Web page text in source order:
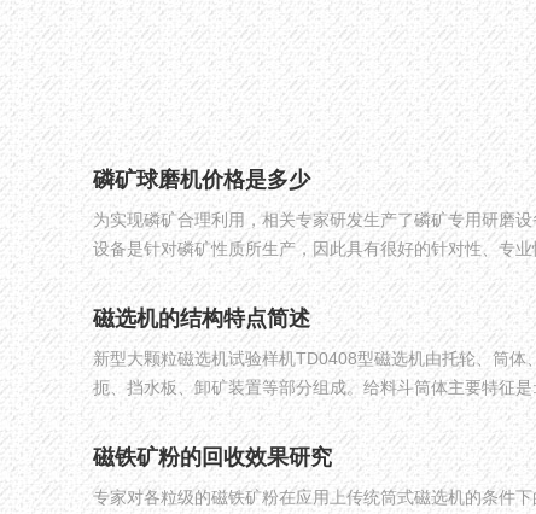
磷矿球磨机价格是多少
为实现磷矿合理利用，相关专家研发生产了磷矿专用研磨
设备是针对磷矿性质所生产，因此具有很好的针对性、专业
用价值。那么磷矿球磨机价格是多少？这是每位用户都极
将为大家简单介绍
磁选机的结构特点简述
新型大颗粒磁选机试验样机TD0408型磁选机由托轮、筒体
扼、挡水板、卸矿装置等部分组成。给料斗筒体主要特征
在筒体的外侧，呈环形分布
磁铁矿粉的回收效果研究
专家对各粒级的磁铁矿粉在应用上传统筒式磁选机的条件